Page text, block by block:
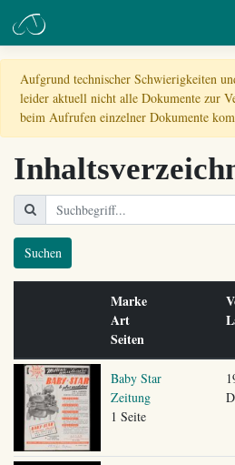
Aufgrund technischer Schwierigkeiten
leider aktuell nicht alle Dokumente zur
beim Aufrufen einzelner Dokumente
Suchen
Marke
Art
Seiten
Baby Star
Zeitung
1 Seite